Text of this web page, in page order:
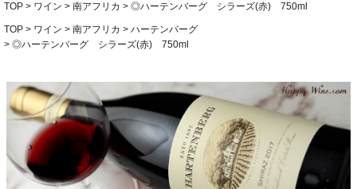
TOP ワイン 南アフリカ ◎ハーテンバーグ シラーズ(赤) 750ml
TOP ワイン 南アフリカ
ハーテンバーグ
◎ハーテンバーグ シラーズ(赤) 750ml